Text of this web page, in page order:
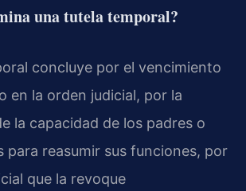
una tutela temporal?
concluye por el vencimiento
en la orden judicial, por la
la capacidad de los padres o
para reasumir sus funciones, por
que la revoque